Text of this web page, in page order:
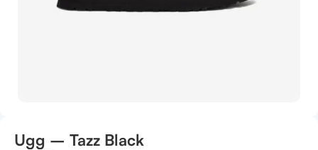
Ugg – Tazz Black